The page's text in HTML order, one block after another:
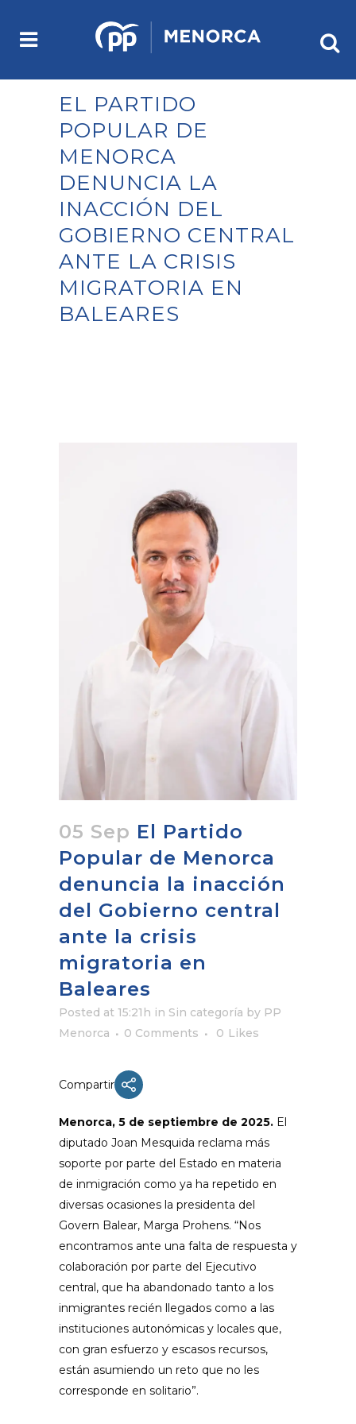
EL PARTIDO
POPULAR DE
MENORCA
DENUNCIA LA
INACCIÓN DEL
GOBIERNO CENTRAL
ANTE LA CRISIS
MIGRATORIA EN
BALEARES
05 Sep El Partido
Popular de Menorca
denuncia la inacción
del Gobierno central
ante la crisis
migratoria en
Baleares
Posted at 15:21h in Sin categoría by PP
Menorca
0 Comments 0 Likes
Compartir
Menorca, 5 de septiembre de 2025. El
diputado Joan Mesquida reclama más
soporte por parte del Estado en materia
de inmigración como ya ha repetido en
diversas ocasiones la presidenta del
Govern Balear, Marga Prohens. “Nos
encontramos ante una falta de respuesta y
colaboración por parte del Ejecutivo
central, que ha abandonado tanto a los
inmigrantes recién llegados como a las
instituciones autonómicas y locales que,
con gran esfuerzo y escasos recursos,
están asumiendo un reto que no les
corresponde en solitario”.